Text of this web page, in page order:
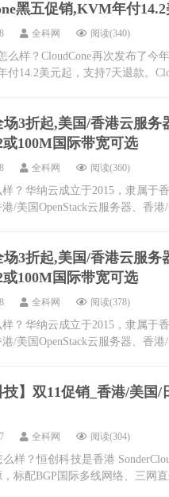
黑五促销,KVM年付
全科网 阅读(340)
么样？CloudCone再次发布了
付14.2美元起，支持7天退款。
3折起,美国/香港云服务
100M国际带宽可选
全科网 阅读(360)
？华纳云成立于2015，隶属于
/美国OpenStack云服务器、香
3折起,美国/香港云服务
100M国际带宽可选
全科网 阅读(378)
？华纳云成立于2015，隶属于
/美国OpenStack云服务器、香
技】双11促销_香港/美
全科网 阅读(304)
样？恒创科技是香港
标配BGP国际多线网络、三网